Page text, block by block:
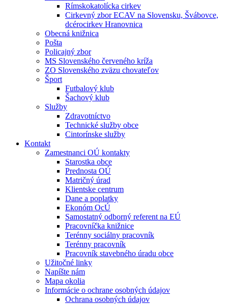
Rímskokatolícka cirkev
Cirkevný zbor ECAV na Slovensku, Švábovce,
dcérocirkev Hranovnica
Obecná knižnica
Pošta
Policajný zbor
MS Slovenského červeného kríža
ZO Slovenského zväzu chovateľov
Šport
Futbalový klub
Šachový klub
Služby
Zdravotníctvo
Technické služby obce
Cintorínske služby
Kontakt
Zamestnanci OÚ kontakty
Starostka obce
Prednosta OÚ
Matričný úrad
Klientske centrum
Dane a poplatky
Ekonóm OcÚ
Samostatný odborný referent na EÚ
Pracovníčka knižnice
Terénny sociálny pracovník
Terénny pracovník
Pracovník stavebného úradu obce
Užitočné linky
Napíšte nám
Mapa okolia
Informácie o ochrane osobných údajov
Ochrana osobných údajov